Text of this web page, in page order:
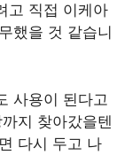
고 직접 이케아
했을 것 같습니
사용이 된다고
지 찾아갔을텐
다시 두고 나